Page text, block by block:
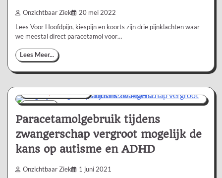
Onzichtbaar Ziek 20 mei 2022
Lees Voor Hoofdpijn, kiespijn en koorts zijn drie pijnklachten waar
we meestal direct paracetamol voor…
Lees Meer...
1 min 0
Nieuws/Informatie
Paracetamolgebruik tijdens
zwangerschap vergroot mogelijk de
kans op autisme en ADHD
Onzichtbaar Ziek 1 juni 2021